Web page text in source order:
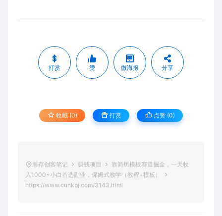
打赏 赞 微海报 分享
收藏 (0) 打赏 点赞 (0)
海存创客笔记 赚钱项目
靠简历模板赛道掘金，一天收
入1000+小白首选副业，保姆式教学（教程+模板）
https://www.cunkbj.com/3143.html